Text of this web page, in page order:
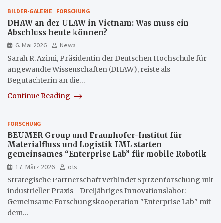
BILDER-GALERIE FORSCHUNG
DHAW an der ULAW in Vietnam: Was muss ein
Abschluss heute können?
6. Mai 2026
News
Sarah R. Azimi, Präsidentin der Deutschen Hochschule für
angewandte Wissenschaften (DHAW), reiste als
Begutachterin an die…
Continue Reading
FORSCHUNG
BEUMER Group und Fraunhofer-Institut für
Materialfluss und Logistik IML starten
gemeinsames “Enterprise Lab” für mobile Robotik
17. März 2026
ots
Strategische Partnerschaft verbindet Spitzenforschung mit
industrieller Praxis - Dreijähriges Innovationslabor:
Gemeinsame Forschungskooperation "Enterprise Lab" mit
dem…